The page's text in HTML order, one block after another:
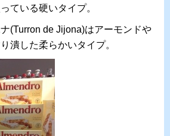
ている硬いタイプ。
(Turron de Jijona)はアーモンドや
潰した柔らかいタイプ。